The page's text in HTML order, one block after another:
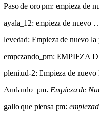
Paso de oro pm: empieza de
ayala_12: empieza de nuevo
levedad: Empieza de nuevo la
empezando_pm: EMPIEZA
plenitud-2: Empieza de nuevo
Andando_pm: Empieza de
gallo que piensa pm: